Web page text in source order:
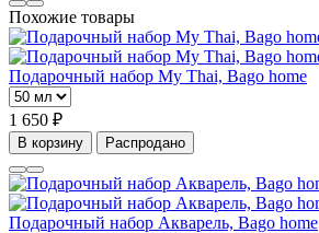
Похожие товары
Подарочный набор My Thai, Bago home
1 650 ₽
В корзину Распродано
Подарочный набор Акварель, Bago home